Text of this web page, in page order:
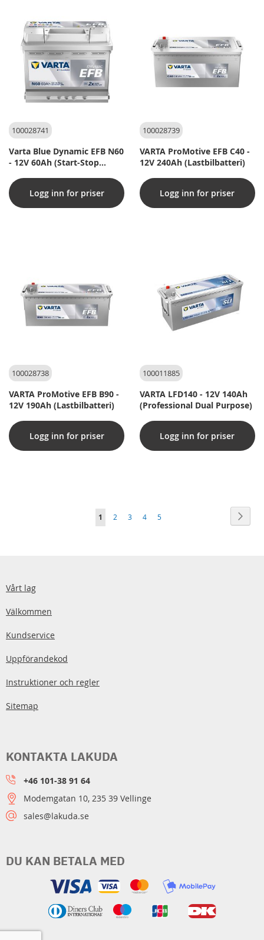
100028741
Varta Blue Dynamic EFB N60
- 12V 60Ah (Start-Stop
Logg inn for priser
100028739
VARTA ProMotive EFB C40 -
12V 240Ah (Lastbilbatteri)
Logg inn for priser
100028738
VARTA ProMotive EFB B90 -
12V 190Ah (Lastbilbatteri)
Logg inn for priser
100011885
VARTA LFD140 - 12V 140Ah
(Professional Dual Purpose)
Logg inn for priser
You're
1 Sida
2 Sida
3 Sida
4 Sida
5
Vårt lag
Välkommen
Kundservice
Uppförandekod
Instruktioner och regler
Sitemap
DU KAN BETALA MED
KONTAKTA LAKUDA
+46 101-38 91 64
Modemgatan 10, 235 39 Vellinge
sales@lakuda.se